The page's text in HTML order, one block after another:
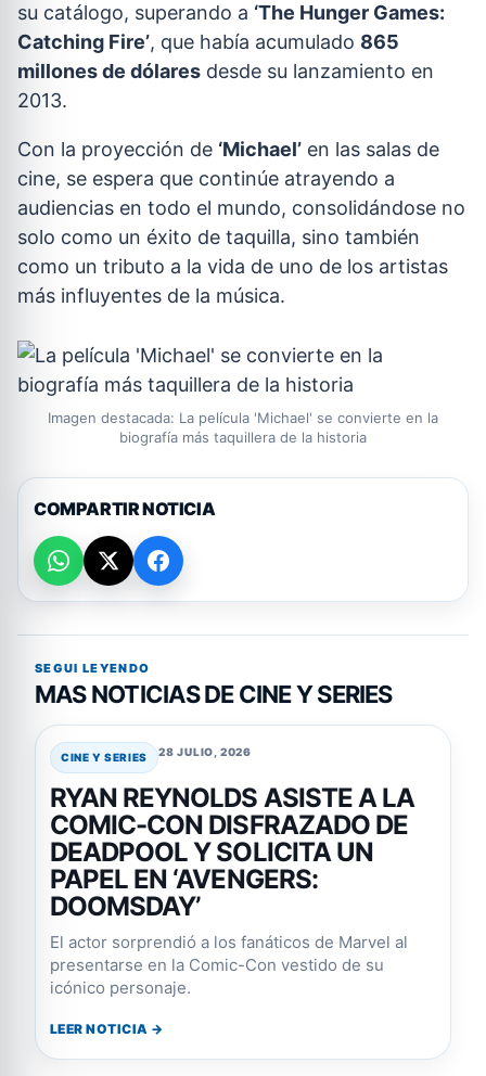
su catálogo, superando a ‘The Hunger Games:
Catching Fire’, que había acumulado 865
millones de dólares desde su lanzamiento en
2013.
Con la proyección de ‘Michael’ en las salas de
cine, se espera que continúe atrayendo a
audiencias en todo el mundo, consolidándose no
solo como un éxito de taquilla, sino también
como un tributo a la vida de uno de los artistas
más influyentes de la música.
Imagen destacada: La película 'Michael' se convierte en la
biografía más taquillera de la historia
COMPARTIR NOTICIA
SEGUI LEYENDO
MAS NOTICIAS DE CINE Y SERIES
CINE Y SERIES 28 JULIO, 2026
RYAN REYNOLDS ASISTE A LA
COMIC-CON DISFRAZADO DE
DEADPOOL Y SOLICITA UN
PAPEL EN ‘AVENGERS:
DOOMSDAY’
El actor sorprendió a los fanáticos de Marvel al
presentarse en la Comic-Con vestido de su
icónico personaje.
LEER NOTICIA →